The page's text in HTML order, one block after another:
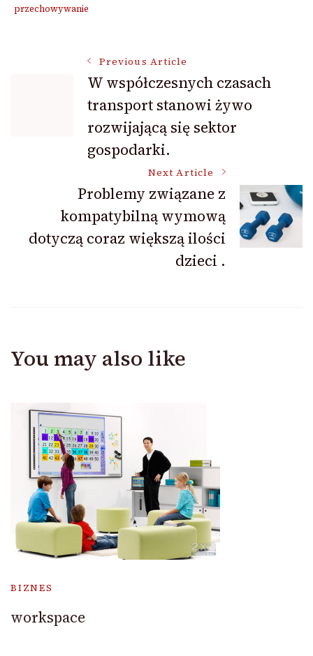
przechowywanie
Navigation
Previous Article
W współczesnych czasach
transport stanowi żywo
rozwijającą się sektor
gospodarki.
Next Article
Problemy związane z
kompatybilną wymową
dotyczą coraz większą ilości
dzieci .
You may also like
BIZNES
workspace